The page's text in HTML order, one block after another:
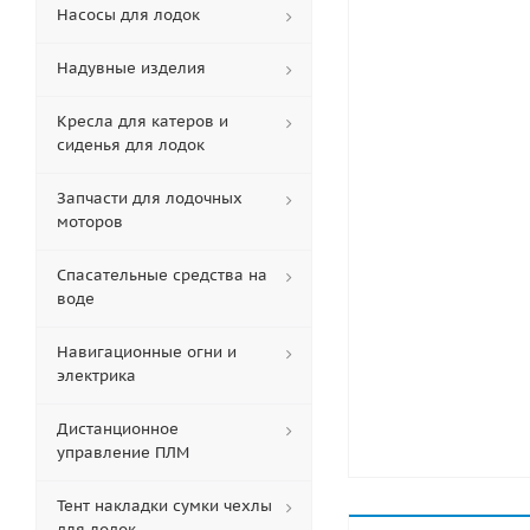
Насосы для лодок
Надувные изделия
Кресла для катеров и
сиденья для лодок
Запчасти для лодочных
моторов
Спасательные средства на
воде
Навигационные огни и
электрика
Дистанционное
управление ПЛМ
Тент накладки сумки чехлы